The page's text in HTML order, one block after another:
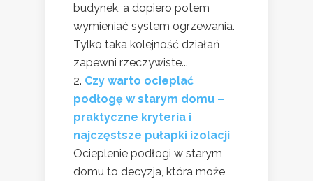
budynek, a dopiero potem
wymieniać system ogrzewania.
Tylko taka kolejność działań
zapewni rzeczywiste...
Czy warto ocieplać
podłogę w starym domu –
praktyczne kryteria i
najczęstsze pułapki izolacji
Ocieplenie podłogi w starym
domu to decyzja, która może